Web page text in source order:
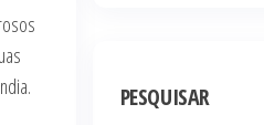
PESQUISAR